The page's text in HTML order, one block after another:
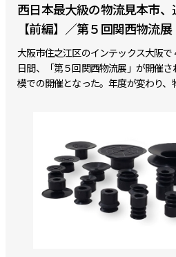
西日本最大級の物流見本市
【前編】／第５回関西物流展
大阪市住之江区のインテックス大阪で
日間、「第５回関西物流展」が開催
模での開催となった。年度が変わり